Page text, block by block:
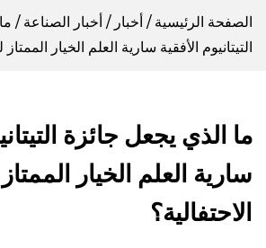
الصفحة الرئيسية / أخبار / أخبار الصناعة /
التيتانيوم الأفقية سارية العلم الخيار
ما الذي يجعل جائزة
سارية العلم الخيار
الاحتفالية؟